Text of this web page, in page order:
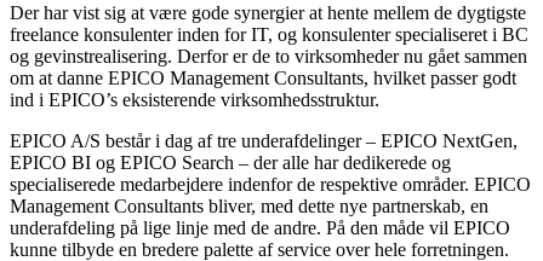
Der har vist sig at være gode synergier at hente mellem de dygtigste
freelance konsulenter inden for IT, og konsulenter specialiseret i BC
og gevinstrealisering. Derfor er de to virksomheder nu gået sammen
om at danne EPICO Management Consultants, hvilket passer godt
ind i EPICO’s eksisterende virksomhedsstruktur.
EPICO A/S består i dag af tre underafdelinger – EPICO NextGen,
EPICO BI og EPICO Search – der alle har dedikerede og
specialiserede medarbejdere indenfor de respektive områder. EPICO
Management Consultants bliver, med dette nye partnerskab, en
underafdeling på lige linje med de andre. På den måde vil EPICO
kunne tilbyde en bredere palette af service over hele forretningen.